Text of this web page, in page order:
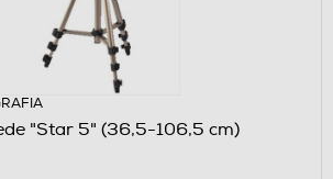
"Star 5" (36,5-106,5 cm)